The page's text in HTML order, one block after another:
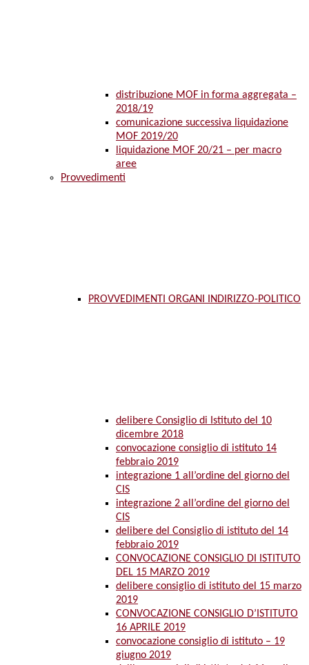
distribuzione MOF in forma aggregata –
2018/19
comunicazione successiva liquidazione
MOF 2019/20
liquidazione MOF 20/21 – per macro
aree
Provvedimenti
PROVVEDIMENTI ORGANI INDIRIZZO-POLITICO
delibere Consiglio di Istituto del 10
dicembre 2018
convocazione consiglio di istituto 14
febbraio 2019
integrazione 1 all’ordine del giorno del
CIS
integrazione 2 all’ordine del giorno del
CIS
delibere del Consiglio di istituto del 14
febbraio 2019
CONVOCAZIONE CONSIGLIO DI ISTITUTO
DEL 15 MARZO 2019
delibere consiglio di istituto del 15 marzo
2019
CONVOCAZIONE CONSIGLIO D’ISTITUTO
16 APRILE 2019
convocazione consiglio di istituto – 19
giugno 2019